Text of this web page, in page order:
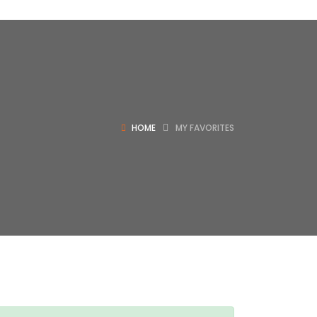
HOME MY FAVORITES